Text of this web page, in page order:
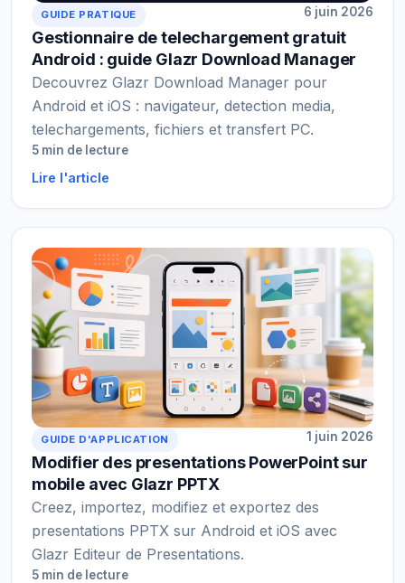
GUIDE PRATIQUE 6 juin 2026
Gestionnaire de telechargement gratuit
Android : guide Glazr Download Manager
Decouvrez Glazr Download Manager pour
Android et iOS : navigateur, detection media,
telechargements, fichiers et transfert PC.
5 min de lecture
Lire l'article
GUIDE D'APPLICATION 1 juin 2026
Modifier des presentations PowerPoint sur
mobile avec Glazr PPTX
Creez, importez, modifiez et exportez des
presentations PPTX sur Android et iOS avec
Glazr Editeur de Presentations.
5 min de lecture